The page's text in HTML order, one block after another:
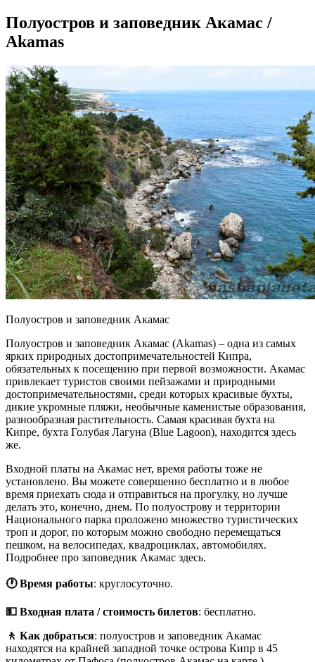
Полуостров и заповедник Акамас /
Akamas
Полуостров и заповедник Акамас
Полуостров и заповедник Акамас (Akamas) – одна из самых
ярких природных достопримечательностей Кипра,
обязательных к посещению при первой возможности. Акамас
привлекает туристов своими пейзажами и природными
достопримечательностями, среди которых красивые бухты,
дикие укромные пляжи, необычные каменистые образования,
разнообразная растительность. Самая красивая бухта на
Кипре, бухта Голубая Лагуна (Blue Lagoon), находится здесь
же.
Входной платы на Акамас нет, время работы тоже не
установлено. Вы можете совершенно бесплатно и в любое
время приехать сюда и отправиться на прогулку, но лучше
делать это, конечно, днем. По полуострову и территории
Национального парка проложено множество туристических
троп и дорог, по которым можно свободно перемещаться
пешком, на велосипедах, квадроциклах, автомобилях.
Подробнее про заповедник Акамас здесь.
🕐 Время работы: круглосуточно.
💵 Входная плата / стоимость билетов: бесплатно.
🚶 Как добраться: полуостров и заповедник Акамас
находятся на крайней западной точке острова Кипр в 45